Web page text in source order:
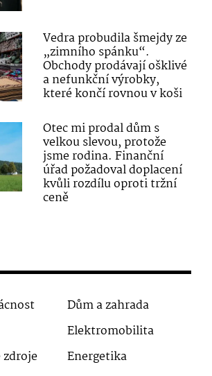
Vedra probudila šmejdy ze
„zimního spánku“.
Obchody prodávají ošklivé
a nefunkční výrobky,
které končí rovnou v koši
Otec mi prodal dům s
velkou slevou, protože
jsme rodina. Finanční
úřad požadoval doplacení
kvůli rozdílu oproti tržní
ceně
Dům a zahrada
Elektromobilita
Energetika